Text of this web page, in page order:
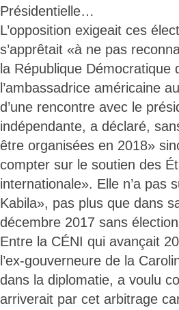
Présidentielle…
L’opposition exigeait ces
s’apprêtait «à ne pas
la République Démocratique
l’ambassadrice américaine
d’une rencontre avec le
indépendante, a déclaré,
être organisées en 2018»
compter sur le soutien des
internationale». Elle n’a pas
Kabila», pas plus que dans
décembre 2017 sans
Entre la CÉNI qui avançait
l’ex-gouverneure de la
dans la diplomatie, a voulu
arriverait par cet arbitrage